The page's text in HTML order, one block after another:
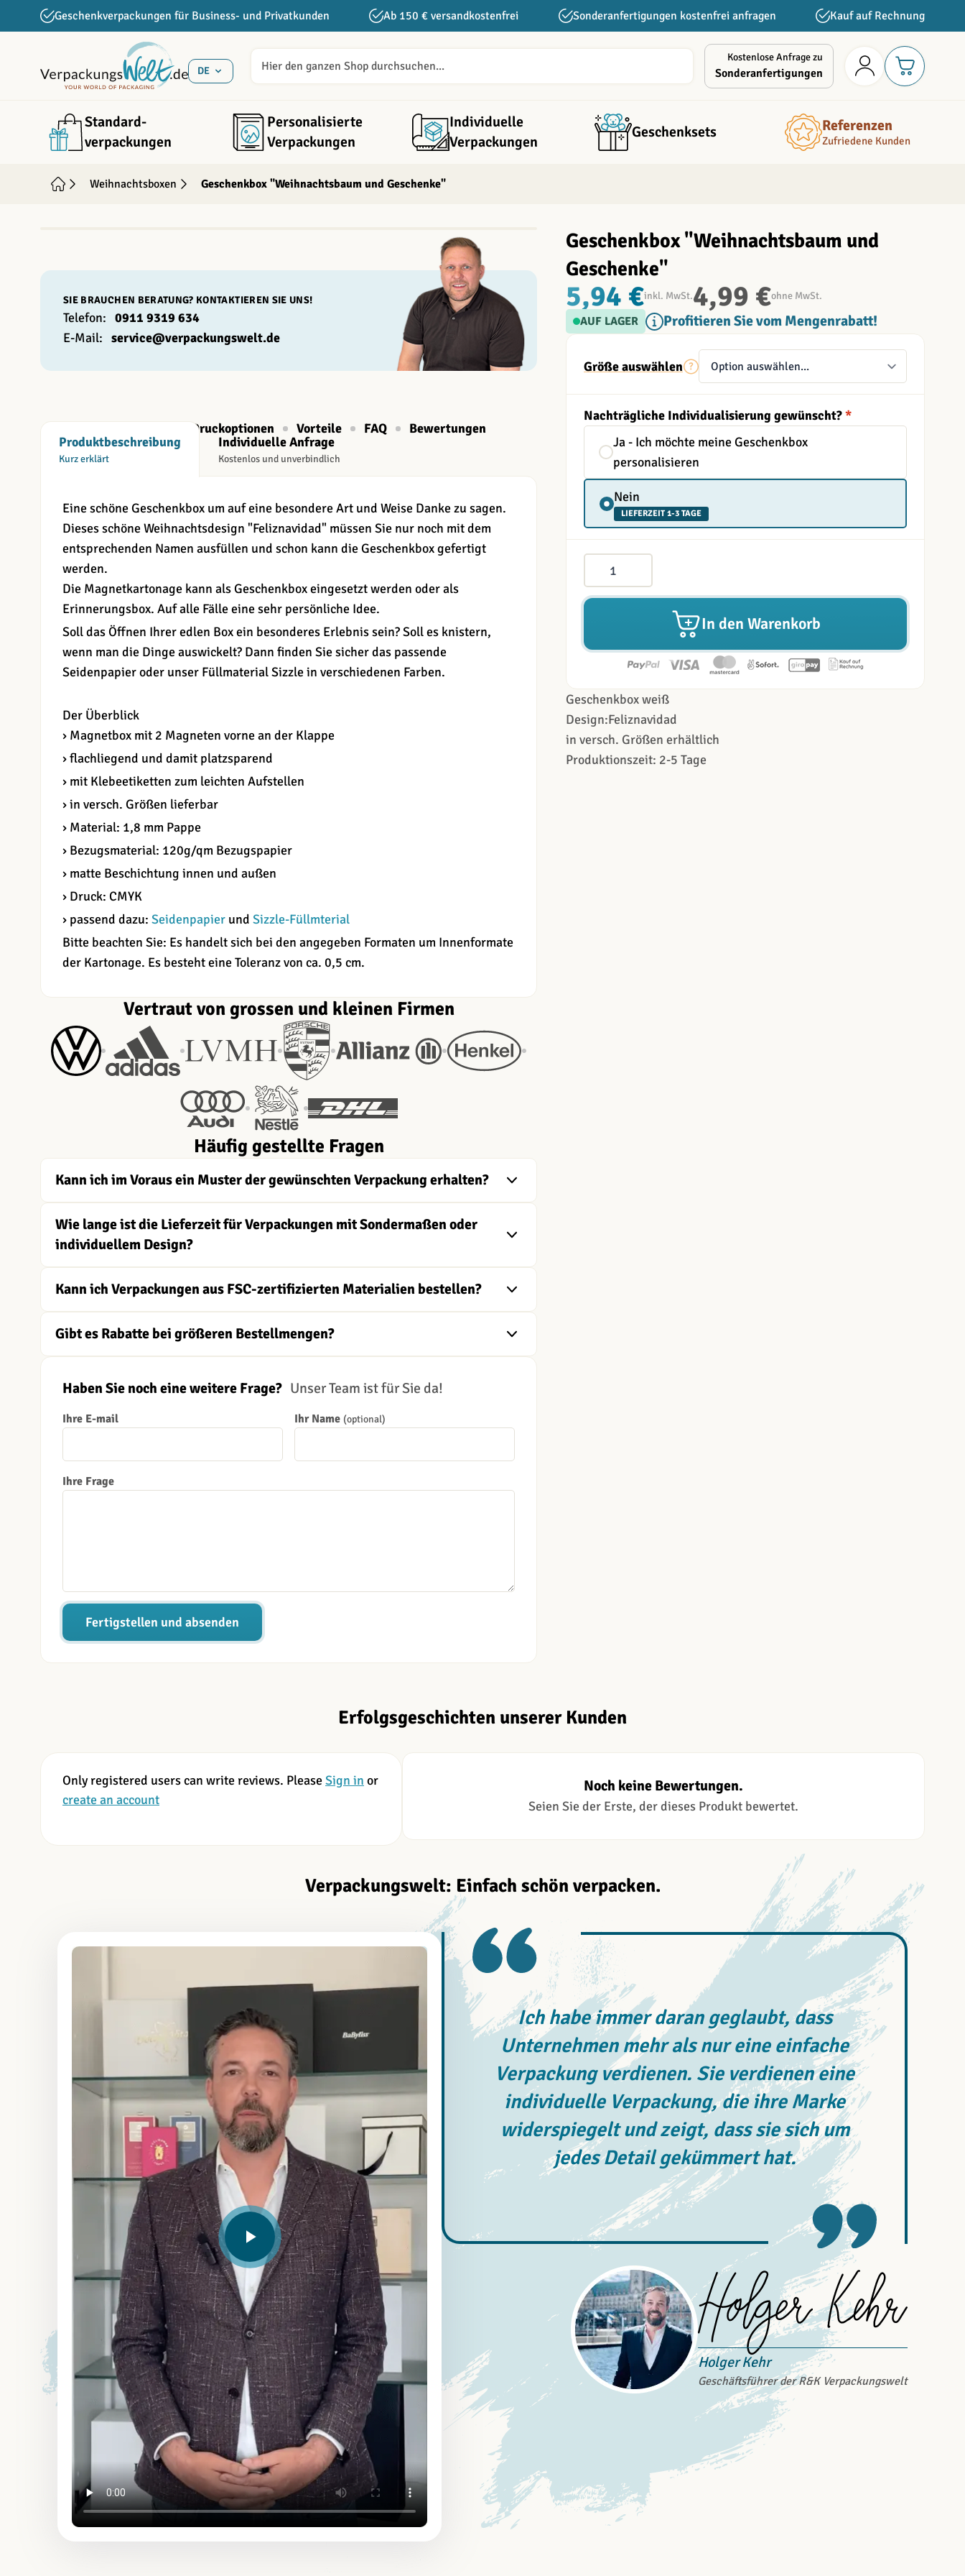
Direkt zum InhaltGeschenkverpackungen für Business- und Privatkunden Ab 150 € versandkostenfrei Sonderanfertigungen kostenfrei anfragen Kauf auf Rechnung
DE
Kostenlose Anfrage zu
Sonderanfertigungen
Standard­
verpackungen
Personalisierte
Verpackungen
Individuelle
Verpackungen
Geschenksets Referenzen
Zufriedene Kunden
Weihnachtsboxen Geschenkbox "Weihnachtsbaum und Geschenke"
SIE BRAUCHEN BERATUNG? KONTAKTIEREN SIE UNS!
Telefon: 0911 9319 634
E-Mail: service@verpackungswelt.de
Druckoptionen Vorteile FAQ
Bewertungen
Produktbeschreibung
Kurz erklärt
Individuelle Anfrage
Kostenlos und unverbindlich
Eine schöne Geschenkbox um auf eine besondere Art und Weise Danke zu sagen.
Dieses schöne Weihnachtsdesign "Feliznavidad" müssen Sie nur noch mit dem
entsprechenden Namen ausfüllen und schon kann die Geschenkbox gefertigt
werden.
Die Magnetkartonage kann als Geschenkbox eingesetzt werden oder als
Erinnerungsbox. Auf alle Fälle eine sehr persönliche Idee.
Soll das Öffnen Ihrer edlen Box ein besonderes Erlebnis sein? Soll es knistern,
wenn man die Dinge auswickelt? Dann finden Sie sicher das passende
Seidenpapier oder unser Füllmaterial Sizzle in verschiedenen Farben.
Der Überblick
› Magnetbox mit 2 Magneten vorne an der Klappe
› flachliegend und damit platzsparend
› mit Klebeetiketten zum leichten Aufstellen
› in versch. Größen lieferbar
› Material: 1,8 mm Pappe
› Bezugsmaterial: 120g/qm Bezugspapier
› matte Beschichtung innen und außen
› Druck: CMYK
› passend dazu: Seidenpapier und Sizzle-Füllmterial
Bitte beachten Sie: Es handelt sich bei den angegeben Formaten um Innenformate
der Kartonage. Es besteht eine Toleranz von ca. 0,5 cm.
Vertraut von grossen und kleinen Firmen
Häufig gestellte Fragen
Kann ich im Voraus ein Muster der gewünschten Verpackung erhalten?
Wie lange ist die Lieferzeit für Verpackungen mit Sondermaßen oder
individuellem Design?
Kann ich Verpackungen aus FSC-zertifizierten Materialien bestellen?
Gibt es Rabatte bei größeren Bestellmengen?
Haben Sie noch eine weitere Frage? Unser Team ist für Sie da!
Ihre E-mail Ihr Name (optional)
Ihre Frage
Fertigstellen und absenden
Geschenkbox "Weihnachtsbaum und
Geschenke"
5,94 €inkl. MwSt.4,99 €ohne MwSt.
AUF LAGER Profitieren Sie vom Mengenrabatt!
Größe auswählen
Nachträgliche Individualisierung gewünscht?*
Ja - Ich möchte meine Geschenkbox
personalisieren
Nein
LIEFERZEIT 1-3 TAGE
Menge
In den Warenkorb
Geschenkbox weiß
Design:Feliznavidad
in versch. Größen erhältlich
Produktionszeit: 2-5 Tage
Erfolgsgeschichten unserer Kunden
Only registered users can write reviews. PleaseSign in or
create an account
Noch keine Bewertungen.
Seien Sie der Erste, der dieses Produkt bewertet.
Verpackungswelt: Einfach schön verpacken.
Ich habe immer daran geglaubt, dass
Unternehmen mehr als nur eine einfache
Verpackung verdienen. Sie verdienen eine
individuelle Verpackung, die ihre Marke
widerspiegelt und zeigt, dass sie sich um
jedes Detail gekümmert hat.
Holger Kehr
Geschäftsführer der R&K Verpackungswelt